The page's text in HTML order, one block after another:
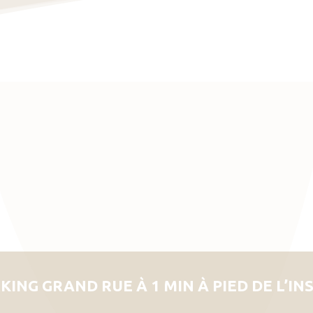
GRAND RUE À 1 MIN À PIED DE